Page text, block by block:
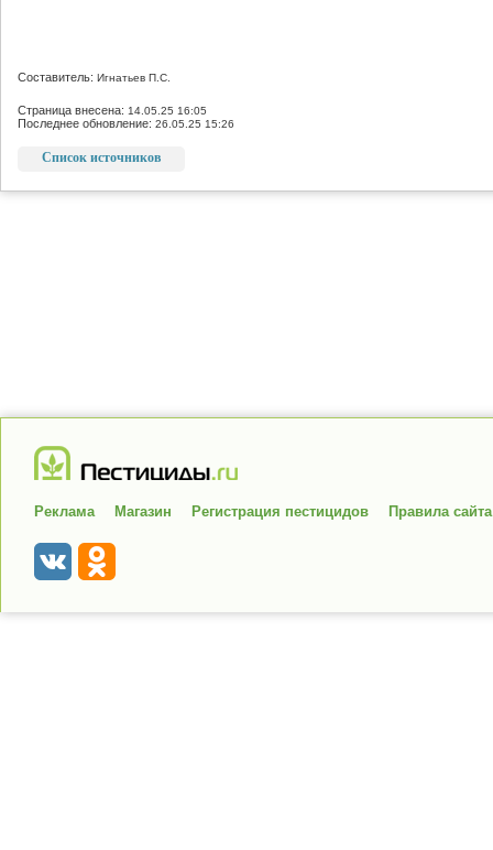
Составитель: Игнатьев П.С.
Страница внесена: 14.05.25 16:05
Последнее обновление: 26.05.25 15:26
Список источников
Реклама Магазин Регистрация пестицидов Правила сайта